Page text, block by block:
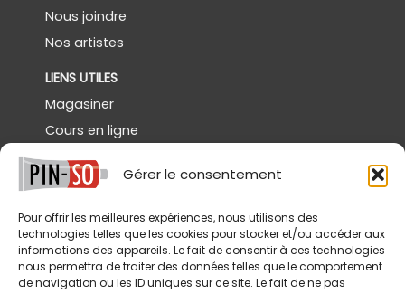
Gérer le consentement
Pour offrir les meilleures expériences, nous utilisons des
technologies telles que les cookies pour stocker et/ou accéder aux
informations des appareils. Le fait de consentir à ces technologies
nous permettra de traiter des données telles que le comportement
de navigation ou les ID uniques sur ce site. Le fait de ne pas
Nous joindre
Nos artistes
LIENS UTILES
Magasiner
Cours en ligne
Démos gratuites
Powertex Canada
SERVICES
Livraison